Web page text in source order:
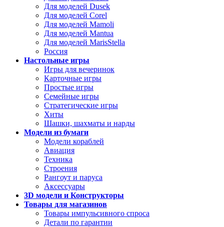
Для моделей Dusek
Для моделей Corel
Для моделей Mamoli
Для моделей Mantua
Для моделей MarisStella
Россия
Настольные игры
Игры для вечеринок
Карточные игры
Простые игры
Семейные игры
Стратегические игры
Хиты
Шашки, шахматы и нарды
Модели из бумаги
Модели кораблей
Авиация
Техника
Строения
Рангоут и паруса
Аксессуары
3D модели и Конструкторы
Товары для магазинов
Товары импульсивного спроса
Детали по гарантии